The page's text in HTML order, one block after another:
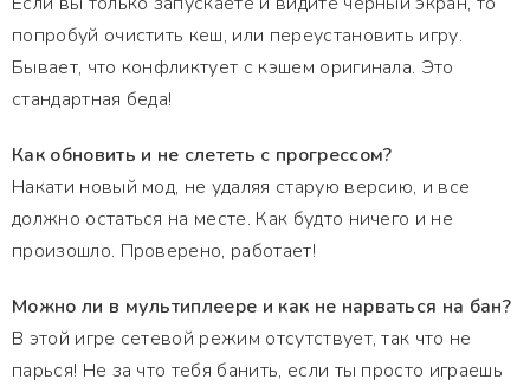
попробуй очистить кеш, или переустановить игру.
Бывает, что конфликтует с кэшем оригинала. Это
стандартная беда!
Как обновить и не слететь с прогрессом?
Накати новый мод, не удаляя старую версию, и все
должно остаться на месте. Как будто ничего и не
произошло. Проверено, работает!
Можно ли в мультиплеере и как не нарваться на бан?
В этой игре сетевой режим отсутствует, так что не
парься! Не за что тебя банить, если ты просто играешь